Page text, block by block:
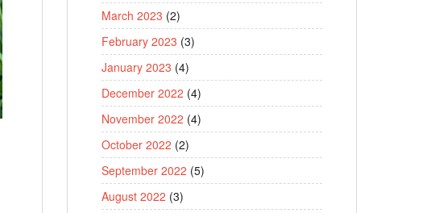
March 2023 (2)
February 2023 (3)
January 2023 (4)
December 2022 (4)
November 2022 (4)
October 2022 (2)
September 2022 (5)
August 2022 (3)